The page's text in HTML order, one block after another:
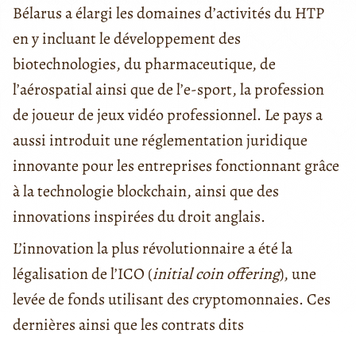
Bélarus a élargi les domaines d’activités du HTP
en y incluant le développement des
biotechnologies, du pharmaceutique, de
l’aérospatial ainsi que de l’e-sport, la profession
de joueur de jeux vidéo professionnel. Le pays a
aussi introduit une réglementation juridique
innovante pour les entreprises fonctionnant grâce
à la technologie blockchain, ainsi que des
innovations inspirées du droit anglais.
L’innovation la plus révolutionnaire a été la
légalisation de l’ICO (initial coin offering), une
levée de fonds utilisant des cryptomonnaies. Ces
dernières ainsi que les contrats dits